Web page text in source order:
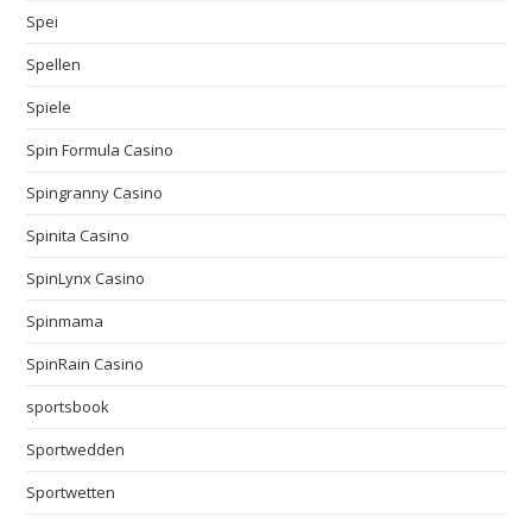
Spei
Spellen
Spiele
Spin Formula Casino
Spingranny Casino
Spinita Casino
SpinLynx Casino
Spinmama
SpinRain Casino
sportsbook
Sportwedden
Sportwetten